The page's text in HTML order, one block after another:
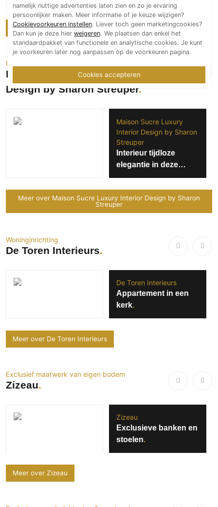
Meer over Meubitrend Groep
Interieurarchitect
Maison Sucre Luxury Interior
Design by Sharon Streuper
Maison Sucre Luxury
Interior Design by Sharon
Streuper
Interieur tijdloze
elegantie in deze
prachtige familie villa
Meer over Maison Sucre Luxury Interior Design by Sharon
Streuper
Woninginrichting
De Toren Interieurs
De Toren Interieurs
Appartement in een
kerk
Meer over De Toren Interieurs
Exclusief maatwerk van eigen bodem
Zizeau
Zizeau
Exclusieve banken en
stoelen
Meer over Zizeau
namelijk nuttige advertenties laten zien en zo je ervaring
persoonlijker maken. Meer informatie of je keuze wijzigen?
Cookievoorkeuren instellen. Liever toch geen marketingcookies?
Dan kun je deze hier weigeren. We plaatsen dan enkel het
standaardpakket van functionele en analytische cookies. Je kunt
je voorkeuren later nog aanpassen op de voorkeuren pagina.
Cookies accepteren